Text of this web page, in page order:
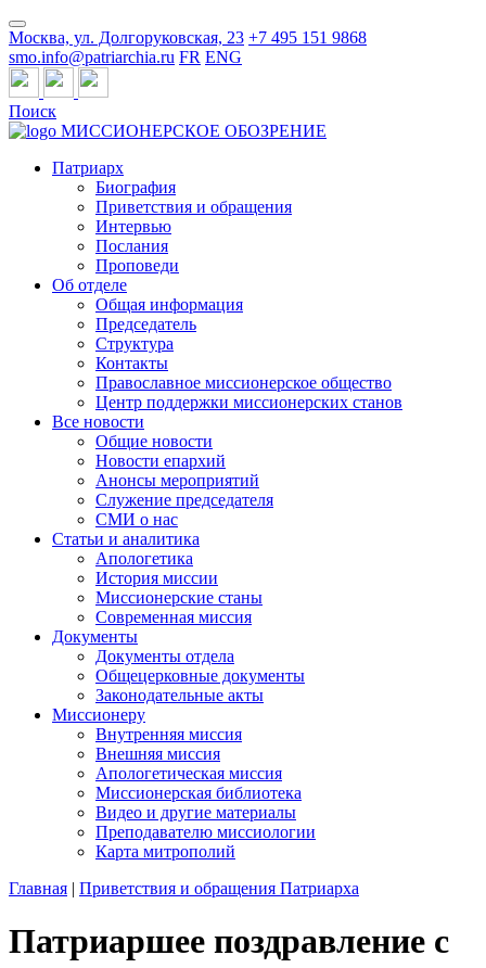
Москва, ул. Долгоруковская, 23 +7 495 151 9868
smo.info@patriarchia.ru FR ENG
Поиск
МИССИОНЕРСКОЕ ОБОЗРЕНИЕ
Патриарх
Биография
Приветствия и обращения
Интервью
Послания
Проповеди
Об отделе
Общая информация
Председатель
Структура
Контакты
Православное миссионерское общество
Центр поддержки миссионерских станов
Все новости
Общие новости
Новости епархий
Анонсы мероприятий
Служение председателя
СМИ о нас
Статьи и аналитика
Апологетика
История миссии
Миссионерские станы
Современная миссия
Документы
Документы отдела
Общецерковные документы
Законодательные акты
Миссионеру
Внутренняя миссия
Внешняя миссия
Апологетическая миссия
Миссионерская библиотека
Видео и другие материалы
Преподавателю миссиологии
Карта митрополий
Главная | Приветствия и обращения Патриарха
Патриаршее поздравление с